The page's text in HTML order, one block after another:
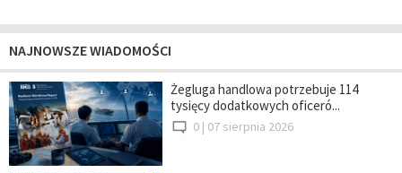
NAJNOWSZE WIADOMOŚCI
Żegluga handlowa potrzebuje 114
tysięcy dodatkowych oficeró...
0 | 07 sierpnia 2026